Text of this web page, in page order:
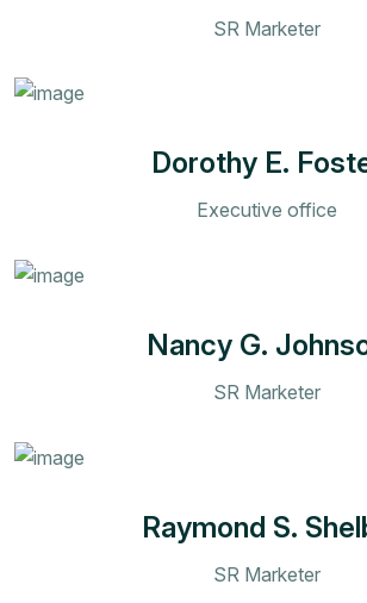
SR Marketer
Dorothy E.
Executive office
Nancy G.
SR Marketer
Raymond S.
SR Marketer